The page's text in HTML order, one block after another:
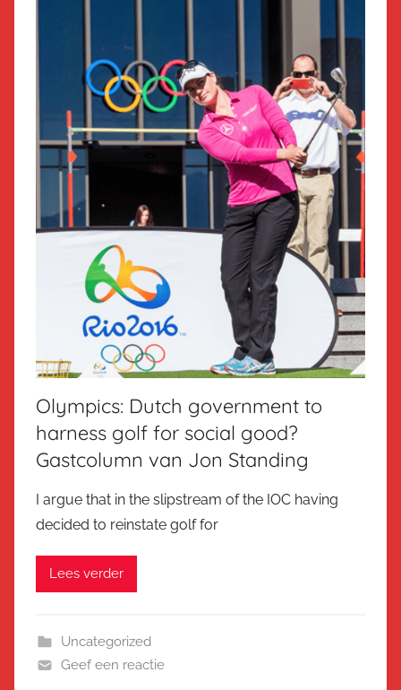
Olympics: Dutch government to
harness golf for social good?
Gastcolumn van Jon Standing
I argue that in the slipstream of the IOC having
decided to reinstate golf for
Lees verder
Uncategorized
Geef een reactie